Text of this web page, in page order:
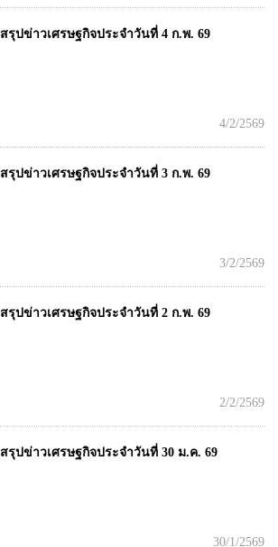
สรุปข่าวเศรษฐกิจประจำวันที่ 4 ก.พ. 69
4/2/2569
สรุปข่าวเศรษฐกิจประจำวันที่ 3 ก.พ. 69
3/2/2569
สรุปข่าวเศรษฐกิจประจำวันที่ 2 ก.พ. 69
2/2/2569
สรุปข่าวเศรษฐกิจประจำวันที่ 30 ม.ค. 69
30/1/2569